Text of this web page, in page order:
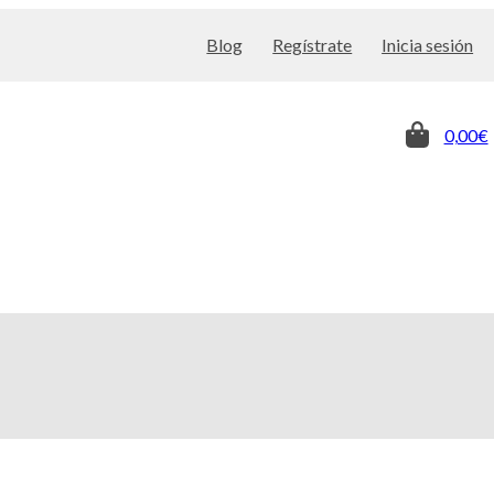
Blog Regístrate Inicia sesión
0,00€